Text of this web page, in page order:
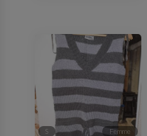
S femme